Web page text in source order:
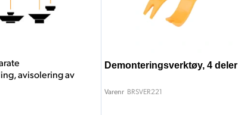
avisolering av
Demonteringsverktøy, 4 deler
Varenr BRSVER221